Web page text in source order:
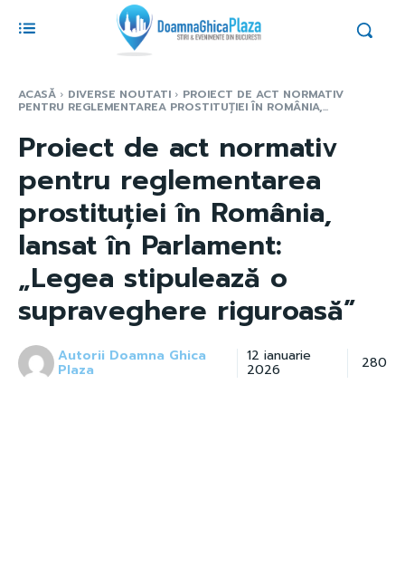
ACASĂ DIVERSE NOUTATI PROIECT DE ACT NORMATIV
PENTRU REGLEMENTAREA PROSTITUȚIEI ÎN ROMÂNIA,...
Proiect de act normativ
pentru reglementarea
prostituției în România,
lansat în Parlament:
„Legea stipulează o
supraveghere riguroasă”
Autorii Doamna Ghica
Plaza
12 ianuarie
2026 280